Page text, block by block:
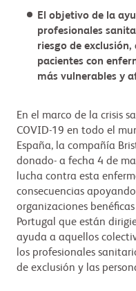
El objetivo de la
profesionales
riesgo de
pacientes con
más vulnerables y
En el marco de la crisis
COVID-19 en todo el
España, la compañía
donado- a fecha 4 de
lucha contra esta
consecuencias
organizaciones
Portugal que están
ayuda a aquellos
los profesionales
de exclusión y las